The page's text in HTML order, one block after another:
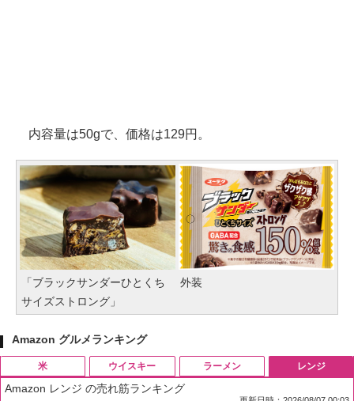
内容量は50gで、価格は129円。
「ブラックサンダーひとくち
サイズストロング」
外装
Amazon グルメランキング
米 ウイスキー ラーメン レンジ
Amazon レンジ の売れ筋ランキング